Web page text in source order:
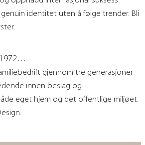
genuin identitet uten å følge trender. Bli
gjennom tre generasjoner
innen beslag og
eget hjem og det offentlige miljøet.
.